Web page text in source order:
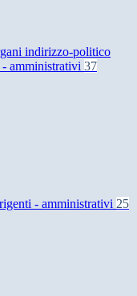
indirizzo-politico
amministrativi 37
- amministrativi 25